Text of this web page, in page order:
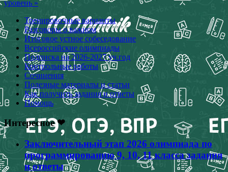
уровень »
Тренировочные варианты
Разговоры о важном
Итоговое устное собеседование
Всероссийские олимпиады
Подписка на 2026-2027 уч.год
Контрольные работы
Сочинения
Полезные материалы и статьи
Как получить задания и ответы
Помощь
Интересное ❤
Заключительный этап 2026 олимпиада по
программированию 9, 10, 11 класса задания
и ответы